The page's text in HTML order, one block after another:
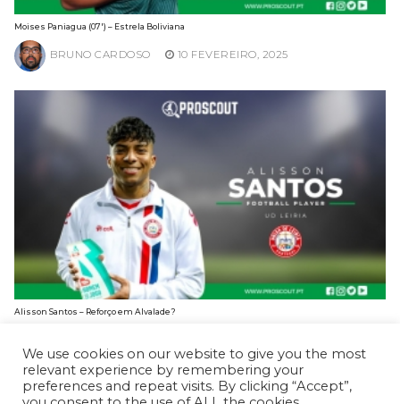
Moises Paniagua (07′) – Estrela Boliviana
BRUNO CARDOSO 10 FEVEREIRO, 2025
Alisson Santos – Reforço em Alvalade?
We use cookies on our website to give you the most
relevant experience by remembering your
preferences and repeat visits. By clicking “Accept”,